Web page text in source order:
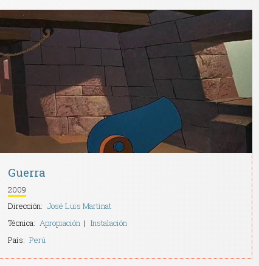
Guerra
2009
Dirección: José Luis Martinat
Técnica: Apropiación
Instalación
País: Perú